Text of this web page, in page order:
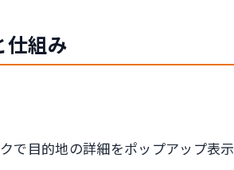
仕組み
で目的地の詳細をポップアップ表示